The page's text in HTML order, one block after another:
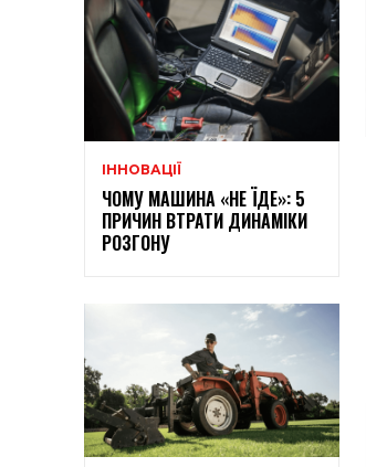
ІННОВАЦІЇ
ЧОМУ МАШИНА «НЕ ЇДЕ»: 5
ПРИЧИН ВТРАТИ ДИНАМІКИ
РОЗГОНУ